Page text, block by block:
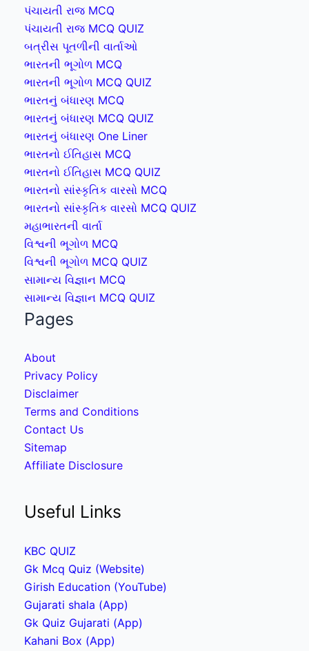
પંચાયતી રાજ MCQ
પંચાયતી રાજ MCQ QUIZ
બત્રીસ પૂતળીની વાર્તાઓ
ભારતની ભૂગોળ MCQ
ભારતની ભૂગોળ MCQ QUIZ
ભારતનું બંધારણ MCQ
ભારતનું બંધારણ MCQ QUIZ
ભારતનું બંધારણ One Liner
ભારતનો ઈતિહાસ MCQ
ભારતનો ઈતિહાસ MCQ QUIZ
ભારતનો સાંસ્કૃતિક વારસો MCQ
ભારતનો સાંસ્કૃતિક વારસો MCQ QUIZ
મહાભારતની વાર્તા
વિશ્વની ભૂગોળ MCQ
વિશ્વની ભૂગોળ MCQ QUIZ
સામાન્ય વિજ્ઞાન MCQ
સામાન્ય વિજ્ઞાન MCQ QUIZ
Pages
About
Privacy Policy
Disclaimer
Terms and Conditions
Contact Us
Sitemap
Affiliate Disclosure
Useful Links
KBC QUIZ
Gk Mcq Quiz (Website)
Girish Education (YouTube)
Gujarati shala (App)
Gk Quiz Gujarati (App)
Kahani Box (App)